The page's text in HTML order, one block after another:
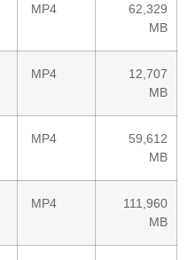
MP4
62,329
MB
MP4
12,707
MB
MP4
59,612
MB
MP4
111,960
MB